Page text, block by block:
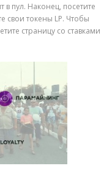
в пул. Наконец, посетите
свои токены LP. Чтобы
страницу со ставками